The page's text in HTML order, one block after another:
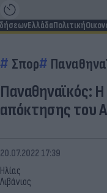
ΕλλάδαΠολιτική
Σπορ
Παναθηναϊκός:
απόκτησης του
Ηλίας
Λιβάνιος
20.07.2022 17:39